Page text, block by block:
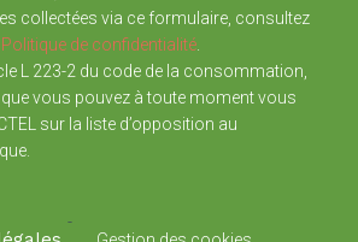
collectées via ce formulaire, consultez
Politique de confidentialité
L 223-2 du code de la consommation,
vous pouvez à toute moment vous
sur la liste d’opposition au
-